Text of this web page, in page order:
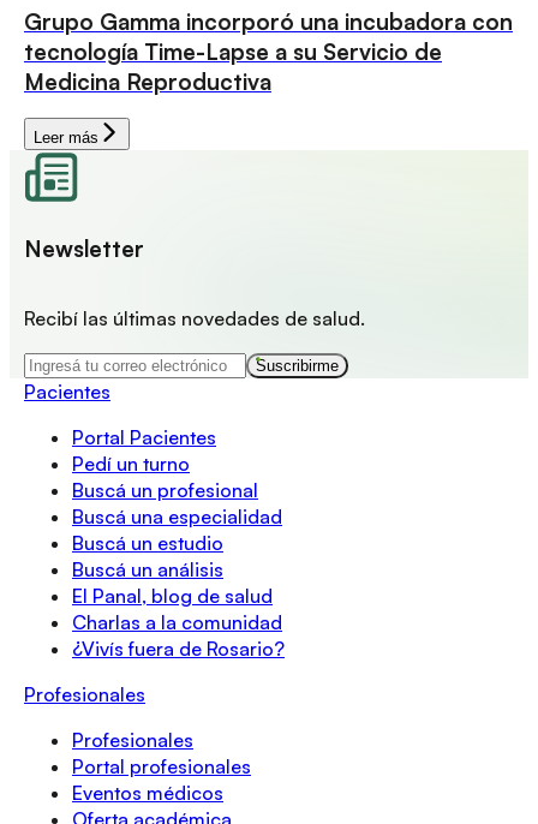
Grupo Gamma incorporó una incubadora con
tecnología Time-Lapse a su Servicio de
Medicina Reproductiva
Leer más
Newsletter
Recibí las últimas novedades de salud.
Suscribirme
Pacientes
Portal Pacientes
Pedí un turno
Buscá un profesional
Buscá una especialidad
Buscá un estudio
Buscá un análisis
El Panal, blog de salud
Charlas a la comunidad
¿Vivís fuera de Rosario?
Profesionales
Profesionales
Portal profesionales
Eventos médicos
Oferta académica